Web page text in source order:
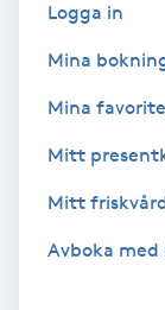
Yoga
Logga in
Mina
Mina
Mitt
Mitt
Avboka med